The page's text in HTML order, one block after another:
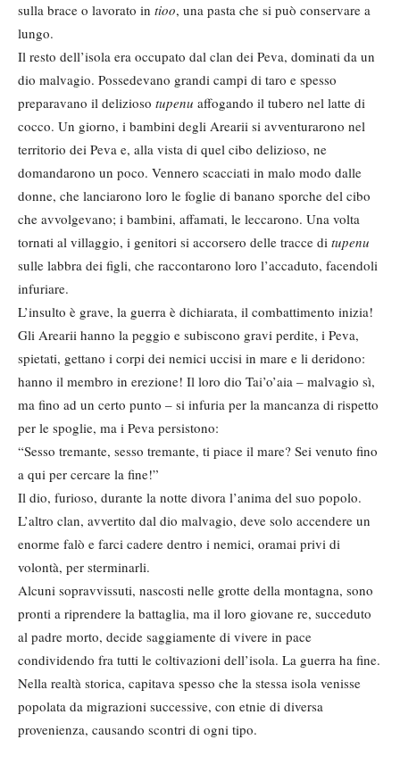
sulla brace o lavorato in tioo, una pasta che si può conservare a
lungo.
Il resto dell’isola era occupato dal clan dei Peva, dominati da un
dio malvagio. Possedevano grandi campi di taro e spesso
preparavano il delizioso tupenu affogando il tubero nel latte di
cocco. Un giorno, i bambini degli Arearii si avventurarono nel
territorio dei Peva e, alla vista di quel cibo delizioso, ne
domandarono un poco. Vennero scacciati in malo modo dalle
donne, che lanciarono loro le foglie di banano sporche del cibo
che avvolgevano; i bambini, affamati, le leccarono. Una volta
tornati al villaggio, i genitori si accorsero delle tracce di tupenu
sulle labbra dei figli, che raccontarono loro l’accaduto, facendoli
infuriare.
L’insulto è grave, la guerra è dichiarata, il combattimento inizia!
Gli Arearii hanno la peggio e subiscono gravi perdite, i Peva,
spietati, gettano i corpi dei nemici uccisi in mare e li deridono:
hanno il membro in erezione! Il loro dio Tai’o’aia – malvagio sì,
ma fino ad un certo punto – si infuria per la mancanza di rispetto
per le spoglie, ma i Peva persistono:
“Sesso tremante, sesso tremante, ti piace il mare? Sei venuto fino
a qui per cercare la fine!”
Il dio, furioso, durante la notte divora l’anima del suo popolo.
L’altro clan, avvertito dal dio malvagio, deve solo accendere un
enorme falò e farci cadere dentro i nemici, oramai privi di
volontà, per sterminarli.
Alcuni sopravvissuti, nascosti nelle grotte della montagna, sono
pronti a riprendere la battaglia, ma il loro giovane re, succeduto
al padre morto, decide saggiamente di vivere in pace
condividendo fra tutti le coltivazioni dell’isola. La guerra ha fine.
Nella realtà storica, capitava spesso che la stessa isola venisse
popolata da migrazioni successive, con etnie di diversa
provenienza, causando scontri di ogni tipo.